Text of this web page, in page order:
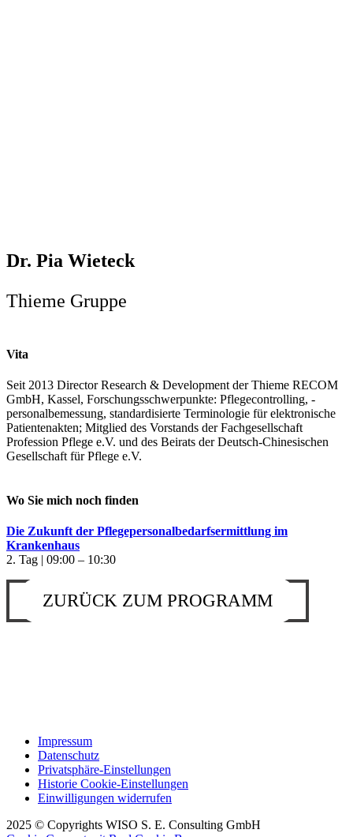
Dr. Pia Wieteck
Thieme Gruppe
Vita
Seit 2013 Director Research & Development der Thieme RECOM
GmbH, Kassel, Forschungsschwerpunkte: Pflegecontrolling, -
personalbemessung, standardisierte Terminologie für elektronische
Patientenakten; Mitglied des Vorstands der Fachgesellschaft
Profession Pflege e.V. und des Beirats der Deutsch-Chinesischen
Gesellschaft für Pflege e.V.
Wo Sie mich noch finden
Die Zukunft der Pflegepersonalbedarfsermittlung im
Krankenhaus
2. Tag | 09:00 – 10:30
ZURÜCK ZUM PROGRAMM
Impressum
Datenschutz
Privatsphäre-Einstellungen
Historie Cookie-Einstellungen
Einwilligungen widerrufen
2025 © Copyrights WISO S. E. Consulting GmbH